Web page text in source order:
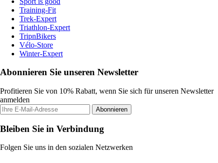
Training-Fit
Trek-Expert
Triathlon-Expert
TripnBikers
Vélo-Store
Winter-Expert
Abonnieren Sie unseren Newsletter
Profitieren Sie von 10% Rabatt, wenn Sie sich für unseren Newsletter
anmelden
Abonnieren
Bleiben Sie in Verbindung
Folgen Sie uns in den sozialen Netzwerken